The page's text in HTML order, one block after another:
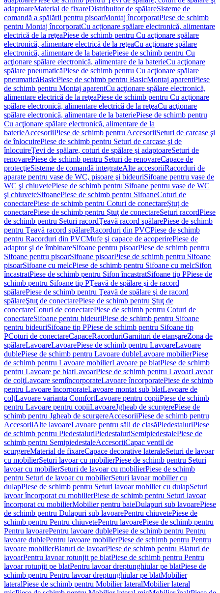
adaptoareMaterial de fixareDistribuitor de spălareSisteme de
comandă a spălării pentru pisoarMontaj încorporatPiese de schimb
pentru Montaj încorporatCu acţionare spălare electronică, alimentare
electrică de la reţeaPiese de schimb pentru Cu acţionare spălare
electronică, alimentare electrică de la reţeaCu acţionare spălare
electronică, alimentare de la bateriePiese de schimb pentru Cu
acţionare spălare electronică, alimentare de la baterieCu acţionare
spălare pneumaticăPiese de schimb pentru Cu acţionare spălare
pneumaticăBasicPiese de schimb pentru BasicMontaj aparentPiese
de schimb pentru Montaj aparentCu acţionare spălare electronică,
alimentare electrică de la reţeaPiese de schimb pentru Cu acţionare
spălare electronică, alimentare electrică de la reţeaCu acţionare
spălare electronică, alimentare de la bateriePiese de schimb pentru
Cu acţionare spălare electronică, alimentare de la
baterieAccesoriiPiese de schimb pentru AccesoriiSeturi de carcase şi
de înlocuirePiese de schimb pentru Seturi de carcase şi de
înlocuireŢevi de spălare, coturi de spălare şi adaptoareSeturi de
renovarePiese de schimb pentru Seturi de renovareCapace de
protecţieSisteme de comandă integrateAlte accesoriiRacorduri de
aparate pentru vase de WC, pisoare şi bideuriSifoane pentru vase de
WC şi chiuvetePiese de schimb pentru Sifoane pentru vase de WC
şi chiuveteSifoanePiese de schimb pentru SifoaneCoturi de
conectarePiese de schimb pentru Coturi de conectareŞtuţ de
conectarePiese de schimb pentru Ştuţ de conectareSeturi racordPiese
de schimb pentru Seturi racordŢeavă racord spălarePiese de schimb
pentru Ţeavă racord spălareRacorduri din PVCPiese de schimb
pentru Racorduri din PVCMufe şi capace de acoperirePiese de
adaptor şi de îmbinareSifoane pentru pisoarPiese de schimb pentru
Sifoane pentru pisoarSifoane pisoarPiese de schimb pentru Sifoane
pisoarSifoane cu melcPiese de schimb pentru Sifoane cu melcSifon
încastratPiese de schimb pentru Sifon încastratSifoane tip PPiese de
schimb pentru Sifoane tip PŢeavă de spălare şi de racord
spălarePiese de schimb pentru Ţeavă de spălare şi de racord
spălareŞtuţ de conectarePiese de schimb pentru Ştuţ de
conectareCoturi de conectarePiese de schimb pentru Coturi de
conectareSifoane pentru bideuriPiese de schimb pentru Sifoane
pentru bideuriSifoane tip PPiese de schimb pentru Sifoane tip
PCoturi de conectareCapaceRacorduriGarnituri de etanşareZona de
spălareLavoareLavoarePiese de schimb pentru LavoareLavoare
dublePiese de schimb pentru Lavoare dubleLavoare mobilierPiese
de schimb pentru Lavoare mobilierLavoare pe blatPiese de schimb
pentru Lavoare pe blatLavoarPiese de schimb pentru LavoarLavoar
de colţLavoare semiîncorporateLavoare încorporatePiese de schimb
pentru Lavoare încorporateLavoare montat sub blatLavoare de
colţLavoare varianta ComfortLavoare pentru copiiPiese de schimb
pentru Lavoare pentru copiiLavoareJgheab de scurgerePiese de
schimb pentru Jgheab de scurgereAccesoriiPiese de schimb pentru
AccesoriiAlte lavoareLavoare pentru săli de clasăPiedestaluriPiese
de schimb pentru PiedestaluriPiedestaluriSemipiedestalePiese de
schimb pentru SemipiedestaleAccesoriiCapac ventil de
scurgereMaterial de fixareCapace decorative lateraleSeturi de lavoar
cu mobilierSeturi lavoar cu mobilierPiese de schimb pentru Seturi
lavoar cu mobilierSeturi de lavoar cu mobilierPiese de schimb
pentru Seturi de lavoar cu mobilierSeturi lavoar mobilier cu
dulapPiese de schimb pentru Seturi lavoar mobilier cu dulapSeturi
lavoar încorporat cu mobilierPiese de schimb pentru Seturi lavoar
încorporat cu mobilierMobilier pentru baieDulapuri sub lavoarePiese
de schimb pentru Dulapuri sub lavoarePentru chiuvetePiese de
schimb pentru Pentru chiuvetePentru lavoarePiese de schimb pentru
Pentru lavoarePentru lavoare dublePiese de schimb pentru Pentru
lavoare dublePentru lavoare mobilierPiese de schimb pentru Pentru
lavoare mobilierBlaturi de lavoarPiese de schimb pentru Blaturi de
lavoarPentru lavoar rotunjit pe blatPiese de schimb pentru Pentru
lavoar rotunjit pe blatPentru lavoar dreptunghiular pe blatPiese de
schimb pentru Pentru lavoar dreptunghiular pe blatMobilier
lateralPiese de schimb pentru Mobilier lateralMobilier lateral